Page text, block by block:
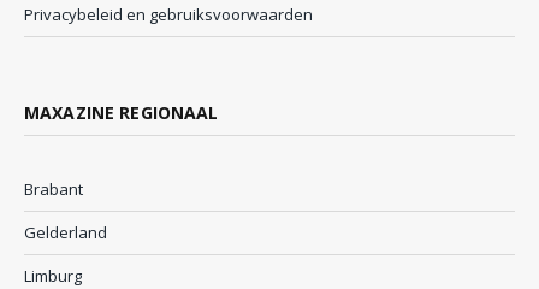
Privacybeleid en gebruiksvoorwaarden
MAXAZINE REGIONAAL
Brabant
Gelderland
Limburg